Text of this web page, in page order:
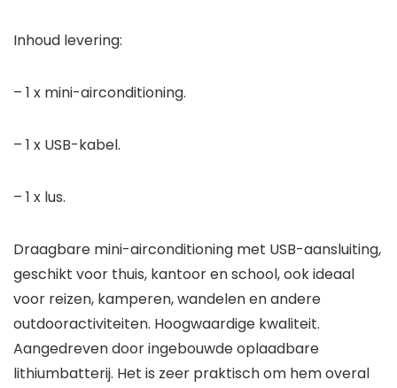
Inhoud levering:
– 1 x mini-airconditioning.
– 1 x USB-kabel.
– 1 x lus.
Draagbare mini-airconditioning met USB-aansluiting,
geschikt voor thuis, kantoor en school, ook ideaal
voor reizen, kamperen, wandelen en andere
outdooractiviteiten. Hoogwaardige kwaliteit.
Aangedreven door ingebouwde oplaadbare
lithiumbatterij. Het is zeer praktisch om hem overal